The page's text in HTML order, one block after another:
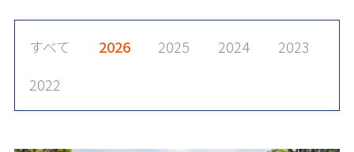
すべて 2026 2025 2024
2023
2022